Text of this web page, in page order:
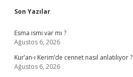
Sidebar
Son Yazılar
Esma ismi var mı ?
Ağustos 6, 2026
Kur’an-ı Kerim’de cennet nasıl anlatılıyor ?
Ağustos 6, 2026